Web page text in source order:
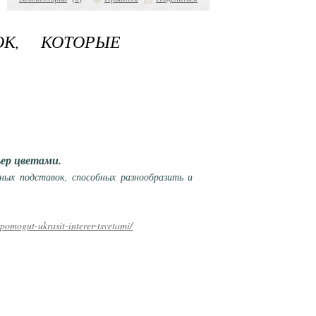
КОТОРЫЕ
цветами.
подставок, способных разнообразить и
ukrasit-interer-tsvetami/